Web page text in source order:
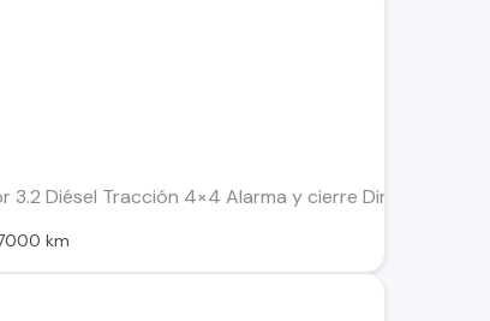
Diésel Tracción 4×4 Alarma y cierre Dirección
km